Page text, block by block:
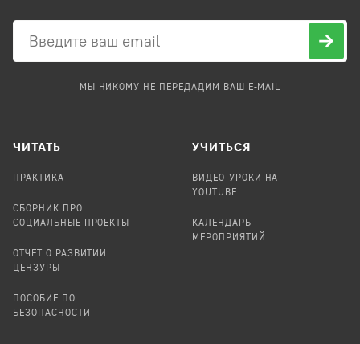
МЫ НИКОМУ НЕ ПЕРЕДАДИМ ВАШ E-MAIL
ЧИТАТЬ
ПРАКТИКА
СБОРНИК ПРО
СОЦИАЛЬНЫЕ ПРОЕКТЫ
ОТЧЕТ О РАЗВИТИИ
ЦЕНЗУРЫ
ПОСОБИЕ ПО
БЕЗОПАСНОСТИ
УЧИТЬСЯ
ВИДЕО-УРОКИ НА
YOUTUBE
КАЛЕНДАРЬ
МЕРОПРИЯТИЙ